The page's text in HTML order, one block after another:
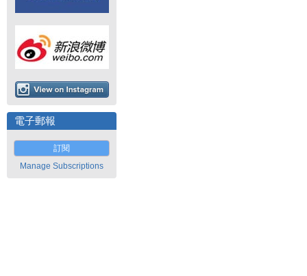
電子郵報
訂閱
Manage Subscriptions